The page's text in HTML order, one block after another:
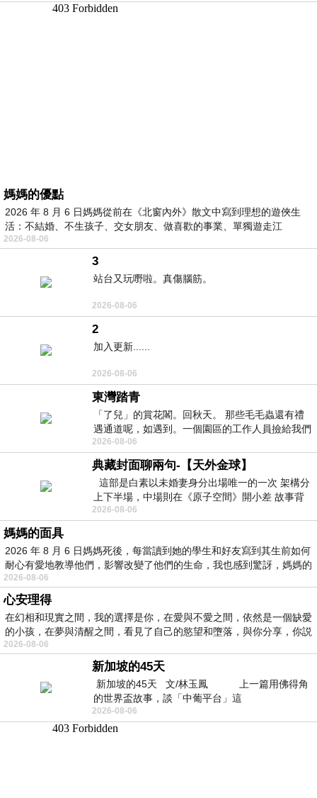
媽媽的優點
2026 年 8 月 6 日媽媽從前在《北窗內外》散文中寫到理想的遊俠生
活：不結婚、不生孩子、交女朋友、做喜歡的事業、單獨遊走江
湖⋯⋯，
2026-08-06
3
站台又玩嘢啦。真傷腦筋。
2026-08-06
2
加入更新......
2026-08-06
東灣踏青
「了兒」的賞花閣。回秋天。 那些毛毛蟲還有禮
遇通道呢，如遇到。一個園區的工作人員撿給我們
細賞。
2026-08-06
典藏封面聊兩句-【天外金球】
這部是白素以未婚妻身分出場唯一的一次 架構分
上下半場，中場則在《原子空間》開小差 故事背
景影射西藏境外流亡 地下組織
2026-08-06
媽媽的面具
2026 年 8 月 6 日媽媽死後，每當讀到她的學生和好友寫到其生前如何
耐心有愛地教導他們，影響改變了他們的生命，我也感到驚訝，媽媽的
2026-08-06
心安理得
在幻相和現實之間，我的選擇是你，在愛與不愛之間，依然是一個缺愛
的小孩，在夢與清醒之間，看見了自己的慾望和墮落，與你分享，你説
2026-08-06
新加坡的45天
新加坡的45天 文/林玉鳳 上一篇用佛得角
的世界盃故事，談「中葡平台」這
2026-08-06